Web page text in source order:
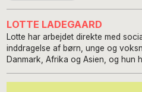
LOTTE LADEGAARD
Lotte har arbejdet direkte med
inddragelse af børn, unge og
Danmark, Afrika og Asien, og hun